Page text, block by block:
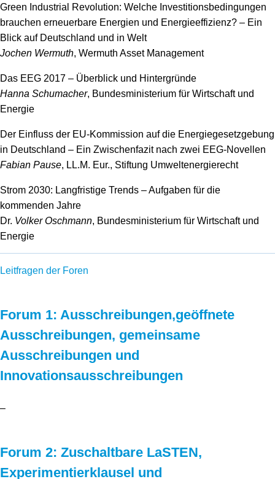
Green Industrial Revolution: Welche Investitionsbedingungen
brauchen erneuerbare Energien und Energieeffizienz? – Ein
Blick auf Deutschland und in Welt
Jochen Wermuth, Wermuth Asset Management
Das EEG 2017 – Überblick und Hintergründe
Hanna Schumacher, Bundesministerium für Wirtschaft und
Energie
Der Einfluss der EU-Kommission auf die Energiegesetzgebung
in Deutschland – Ein Zwischenfazit nach zwei EEG-Novellen
Fabian Pause, LL.M. Eur., Stiftung Umweltenergierecht
Strom 2030: Langfristige Trends – Aufgaben für die
kommenden Jahre
Dr. Volker Oschmann, Bundesministerium für Wirtschaft und
Energie
Leitfragen der Foren
Forum 1: Ausschreibungen,geöffnete
Ausschreibungen, gemeinsame
Ausschreibungen und
Innovationsausschreibungen
–
Forum 2: Zuschaltbare LaSTEN,
Experimentierklausel und